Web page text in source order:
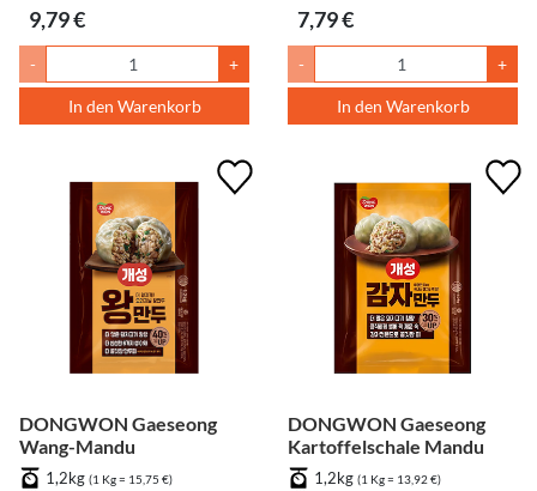
9,79 €
- +
In den Warenkorb
7,79 €
- +
In den Warenkorb
DONGWON Gaeseong
Wang-Mandu
1,2kg (1 Kg = 15,75 €)
DONGWON Gaeseong
Kartoffelschale Mandu
1,2kg (1 Kg = 13,92 €)